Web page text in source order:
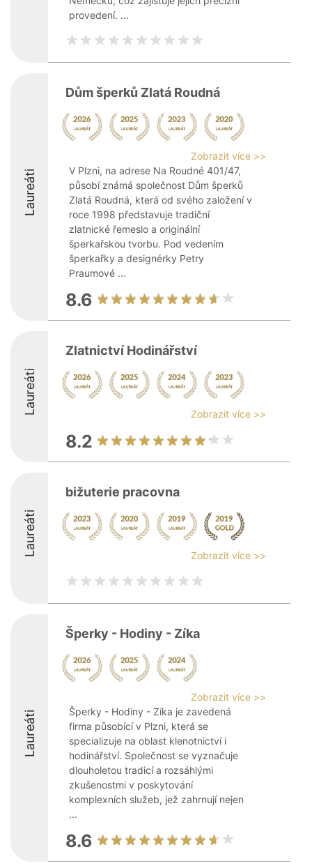
provedení. ...
Laureáti
Dům šperků Zlatá Roudná
Zobrazit více >>
V Plzni, na adrese Na Roudné 401/47,
působí známá společnost Dům šperků
Zlatá Roudná, která od svého založení v
roce 1998 představuje tradiční
zlatnické řemeslo a originální
šperkařskou tvorbu. Pod vedením
šperkařky a designérky Petry
Praumové ...
8.6
Laureáti
Zlatnictví Hodinářství
Zobrazit více >>
8.2
Laureáti
bižuterie pracovna
Zobrazit více >>
Laureáti
Šperky - Hodiny - Zíka
Zobrazit více >>
Šperky - Hodiny - Zíka je zavedená
firma působící v Plzni, která se
specializuje na oblast klenotnictví i
hodinářství. Společnost se vyznačuje
dlouholetou tradicí a rozsáhlými
zkušenostmi v poskytování
komplexních služeb, jež zahrnují nejen
...
8.6